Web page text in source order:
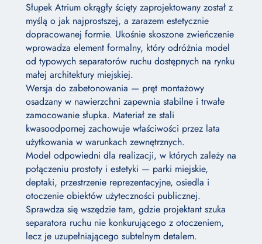
Słupek Atrium okrągły ścięty zaprojektowany został z
myślą o jak najprostszej, a zarazem estetycznie
dopracowanej formie. Ukośnie skoszone zwieńczenie
wprowadza element formalny, który odróżnia model
od typowych separatorów ruchu dostępnych na rynku
małej architektury miejskiej.
Wersja do zabetonowania — pręt montażowy
osadzany w nawierzchni zapewnia stabilne i trwałe
zamocowanie słupka. Materiał ze stali
kwasoodpornej zachowuje właściwości przez lata
użytkowania w warunkach zewnętrznych.
Model odpowiedni dla realizacji, w których zależy na
połączeniu prostoty i estetyki — parki miejskie,
deptaki, przestrzenie reprezentacyjne, osiedla i
otoczenie obiektów użyteczności publicznej.
Sprawdza się wszędzie tam, gdzie projektant szuka
separatora ruchu nie konkurującego z otoczeniem,
lecz je uzupełniającego subtelnym detalem.